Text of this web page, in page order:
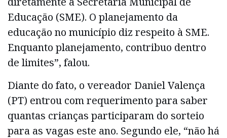
Educação (SME). O planejamento da
educação no município diz respeito à SME.
Enquanto planejamento, contribuo dentro
de limites”, falou.
Diante do fato, o vereador Daniel Valença
(PT) entrou com requerimento para saber
quantas crianças participaram do sorteio
para as vagas este ano. Segundo ele, “não há